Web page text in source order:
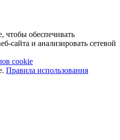
обеспечивать
сайта и анализировать сетевой
cookie
Правила использования